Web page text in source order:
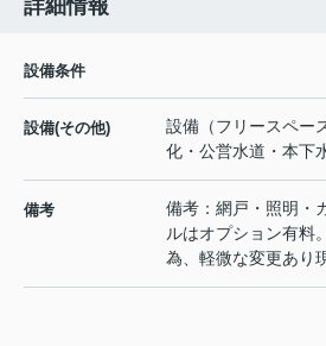
詳細情報
設備条件
設備(その他)
設備（フリースペー
化・公営水道・本下
備考
備考：網戸・照明・
ルはオプション有料
為、軽微な変更あり